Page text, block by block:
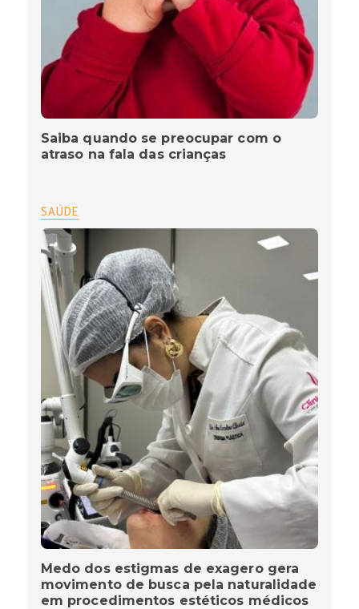
Saiba quando se preocupar com o
atraso na fala das crianças
SAÚDE
Medo dos estigmas de exagero gera
movimento de busca pela naturalidade
em procedimentos estéticos médicos